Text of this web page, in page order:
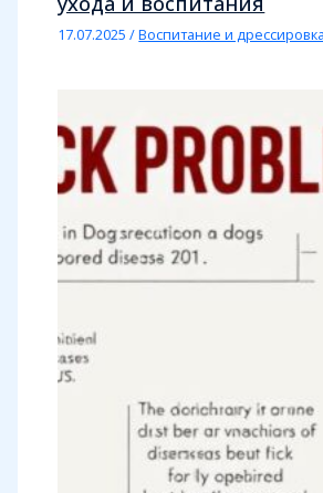
17.07.2025/Воспитание и дрессировка